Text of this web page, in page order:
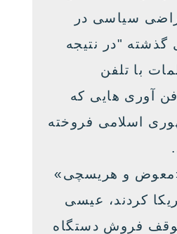
سیاسی در
گذشته "در نتیجه
با تلفن
آوری هایی که
اسلامی فروخته
و هریسچی»
کردند، عیسی
فروش دستگاه